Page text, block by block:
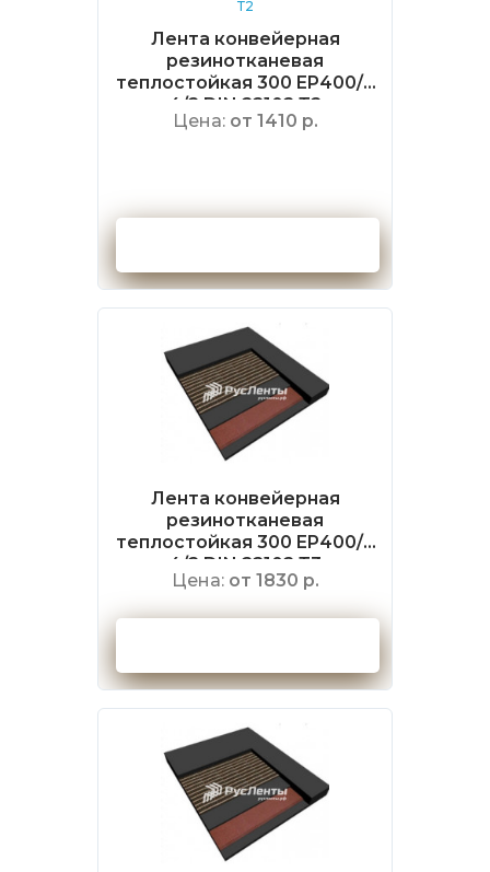
Лента конвейерная
резинотканевая
теплостойкая 300 EP400/3
4/2 DIN 22102 Т2
Цена: от 1410 р.
Лента конвейерная
резинотканевая
теплостойкая 300 EP400/3
4/2 DIN 22102 Т3
Цена: от 1830 р.